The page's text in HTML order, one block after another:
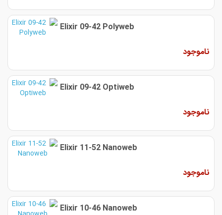
Elixir 09-42 Polyweb
ناموجود
Elixir 09-42 Optiweb
ناموجود
Elixir 11-52 Nanoweb
ناموجود
Elixir 10-46 Nanoweb